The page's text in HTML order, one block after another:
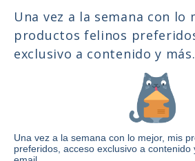
Una vez a la semana con lo
productos felinos
exclusivo a contenido y más.
Una vez a la semana con lo mejor, mis
preferidos, acceso exclusivo a contenido